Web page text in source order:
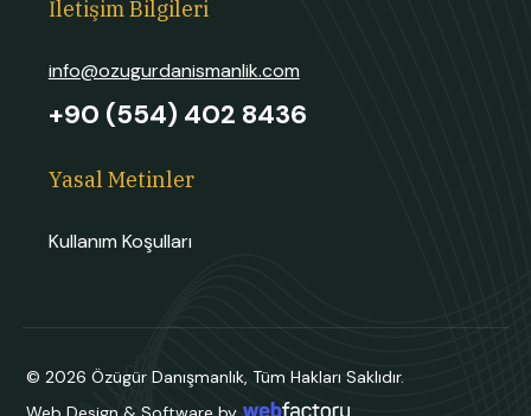
İletişim Bilgileri
+90 (554) 402 8436
info@ozugurdanismanlik.com
Yasal Metinler
Kullanım Koşulları
© 2026 Özügür Danışmanlık, Tüm Hakları Saklıdır.